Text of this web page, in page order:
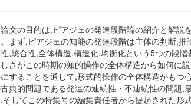
文の目的は,ピアジェの発達段階論の紹介と解
まず,ピアジェの知能の発達段階は主体の判断,
,統合性,全体構造,構造化,均衡化という5つの段
さがこの時期の知的操作の全体構造から如何に
することを通して,形式的操作の全体構造がも
典的問題である発達の連続性・不連続性の問題
そしてこの特集号の編集責任者から提起された